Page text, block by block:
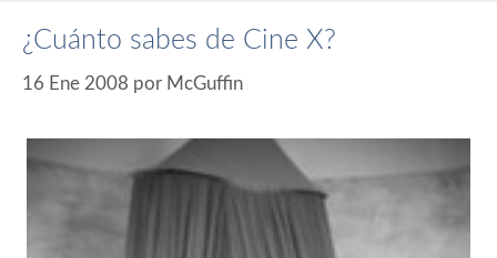
¿Cuánto sabes de Cine X?
16 Ene 2008 por McGuffin